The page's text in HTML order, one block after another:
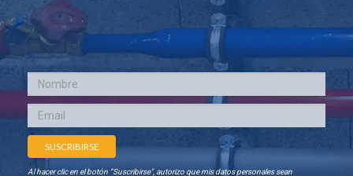
Al hacer clic en el botón “Suscribirse", autorizo que mis datos personales sean